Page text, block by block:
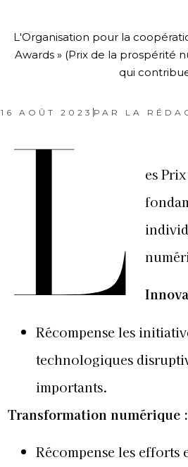
L'Organisation pour la
Awards » (Prix de la
qui
16 AOÛT 2023 PAR LA
L
es
Récompense les
technologiques
importants.
Transformation numérique :
Récompense les